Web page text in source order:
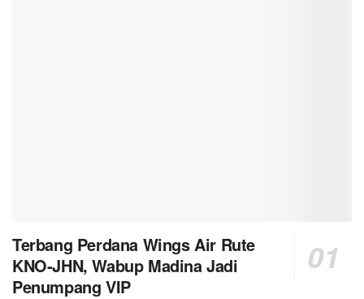
Terbang Perdana Wings Air Rute
KNO-JHN, Wabup Madina Jadi
Penumpang VIP